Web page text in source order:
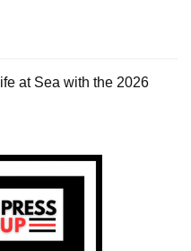
at Sea with the 2026